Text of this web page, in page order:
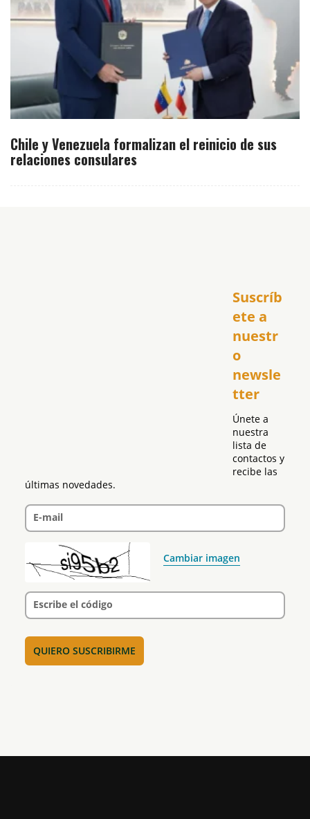
Chile y Venezuela formalizan el reinicio de sus
relaciones consulares
Suscríb
ete a
nuestr
o
newsle
tter
Únete a
nuestra
lista de
contactos y
recibe las
últimas novedades.
E-mail
Cambiar imagen
Escribe el código